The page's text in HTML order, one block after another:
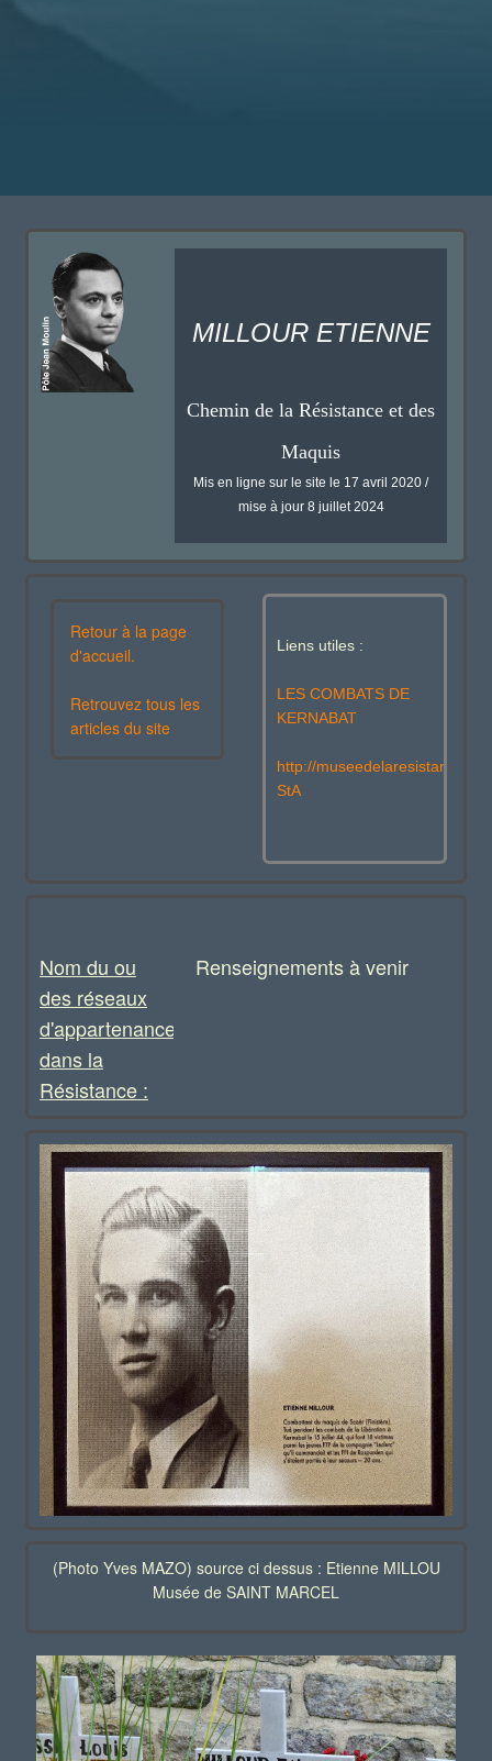
MILLOUR ETIENNE
Chemin de la Résistance et des
Maquis
Mis en ligne sur le site le 17 avril 2020 /
mise à jour 8 juillet 2024
Retour à la page
d'accueil.
Retrouvez tous les
articles du site
Liens utiles :
LES COMBATS DE
KERNABAT
http://
StA
Nom du ou
des réseaux
d'appartenance
dans la
Résistance :
Renseignements à venir
(Photo Yves MAZO) source ci dessus : Etienne MILLOU
Musée de SAINT MARCEL